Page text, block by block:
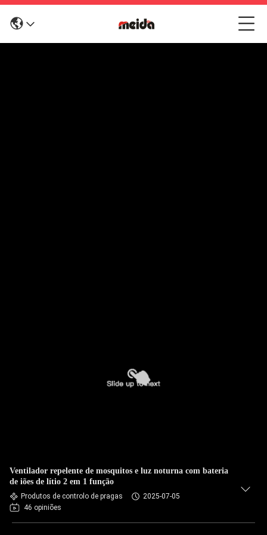
Ventilador repelente de mosquitos e luz noturna com bateria
de iões de lítio 2 em 1 função
Produtos de controlo de pragas
2025-07-05
46 opiniões